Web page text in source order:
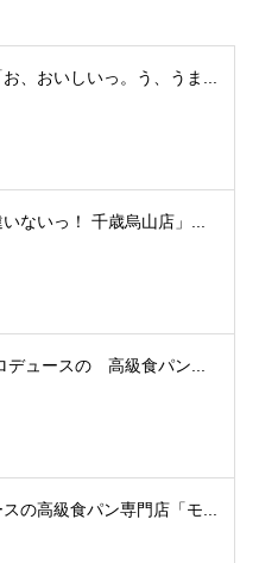
、おいしいっ。う、うま...
ないっ！ 千歳烏山店」...
デュースの 高級食パン...
の高級食パン専門店「モ...